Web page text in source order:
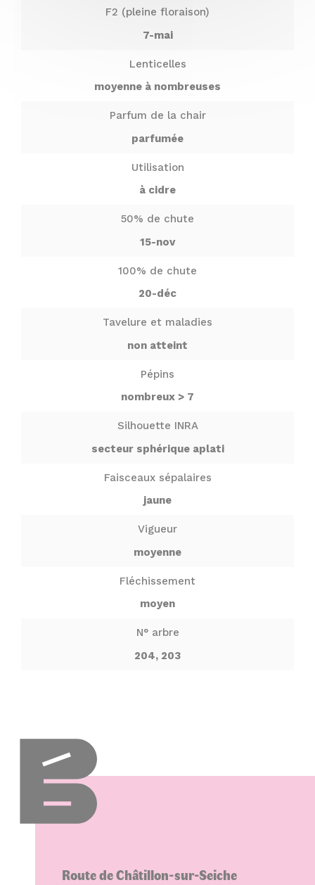
F2 (pleine floraison)
7-mai
Lenticelles
moyenne à nombreuses
Parfum de la chair
parfumée
Utilisation
à cidre
50% de chute
15-nov
100% de chute
20-déc
Tavelure et maladies
non atteint
Pépins
nombreux > 7
Silhouette INRA
secteur sphérique aplati
Faisceaux sépalaires
jaune
Vigueur
moyenne
Fléchissement
moyen
N° arbre
204, 203
Route de Châtillon-sur-Seiche